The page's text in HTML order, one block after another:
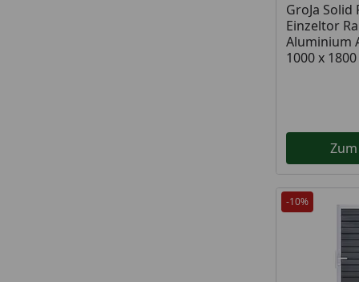
GroJa Solid
Einzeltor
Aluminium
1000 x
-10%